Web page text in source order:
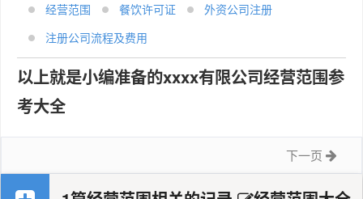
经营范围
餐饮许可证
外资公司注册
注册公司流程及费用
以上就是小编准备的xxxx有限公司经营范围参
考大全
下一页